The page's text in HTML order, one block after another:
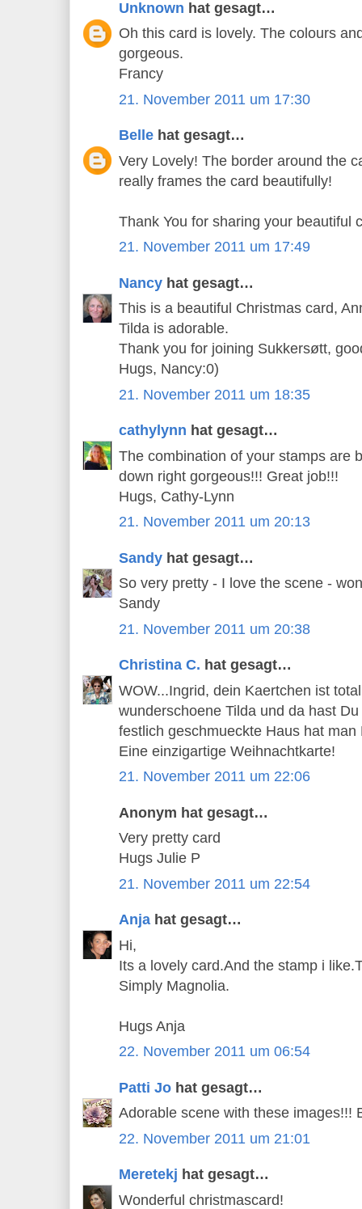
Unknown hat gesagt…
Oh this card is lovely. The colours
gorgeous.
Francy
21. November 2011 um 17:30
Belle hat gesagt…
Very Lovely! The border around the
really frames the card beautifully!
Thank You for sharing your beautiful
21. November 2011 um 17:49
Nancy hat gesagt…
This is a beautiful Christmas card,
Tilda is adorable.
Thank you for joining Sukkersøtt,
Hugs, Nancy:0)
21. November 2011 um 18:35
cathylynn hat gesagt…
The combination of your stamps are
down right gorgeous!!! Great job!!!
Hugs, Cathy-Lynn
21. November 2011 um 20:13
Sandy hat gesagt…
So very pretty - I love the scene -
Sandy
21. November 2011 um 20:38
Christina C. hat gesagt…
WOW...Ingrid, dein Kaertchen ist
wunderschoene Tilda und da hast
festlich geschmueckte Haus hat man
Eine einzigartige Weihnachtkarte!
21. November 2011 um 22:06
Anonym hat gesagt…
Very pretty card
Hugs Julie P
21. November 2011 um 22:54
Anja hat gesagt…
Hi,
Its a lovely card.And the stamp i
Simply Magnolia.
Hugs Anja
22. November 2011 um 06:54
Patti Jo hat gesagt…
Adorable scene with these images!!!
22. November 2011 um 21:01
Meretekj hat gesagt…
Wonderful christmascard!